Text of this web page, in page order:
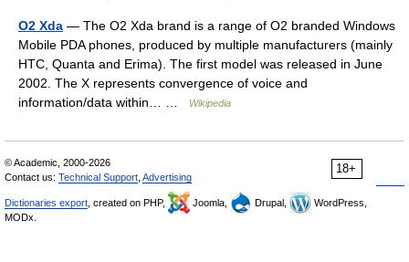
O2 Xda — The O2 Xda brand is a range of O2 branded Windows
Mobile PDA phones, produced by multiple manufacturers (mainly
HTC, Quanta and Erima). The first model was released in June
2002. The X represents convergence of voice and
information/data within… …
Wikipedia
18+
© Academic, 2000-2026
Contact us: Technical Support Advertising
Dictionaries export , created on PHP, Joomla, Drupal,
WordPress,
MODx.